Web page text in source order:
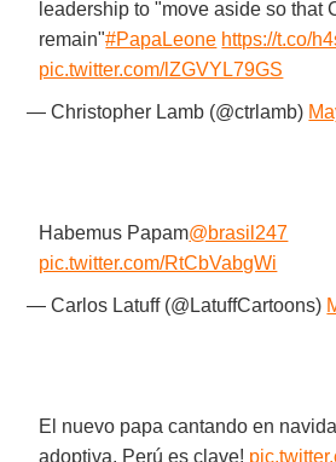
leadership to "move aside so that
remain"#PapaLeone https://t.co/
pic.twitter.com/lZGVYL79GS
— Christopher Lamb (@ctrlamb)
Habemus Papam@brasil247
pic.twitter.com/RtCbVabgWi
— Carlos Latuff (@LatuffCartoons)
El nuevo papa cantando en
adoptiva. Perú es clave!